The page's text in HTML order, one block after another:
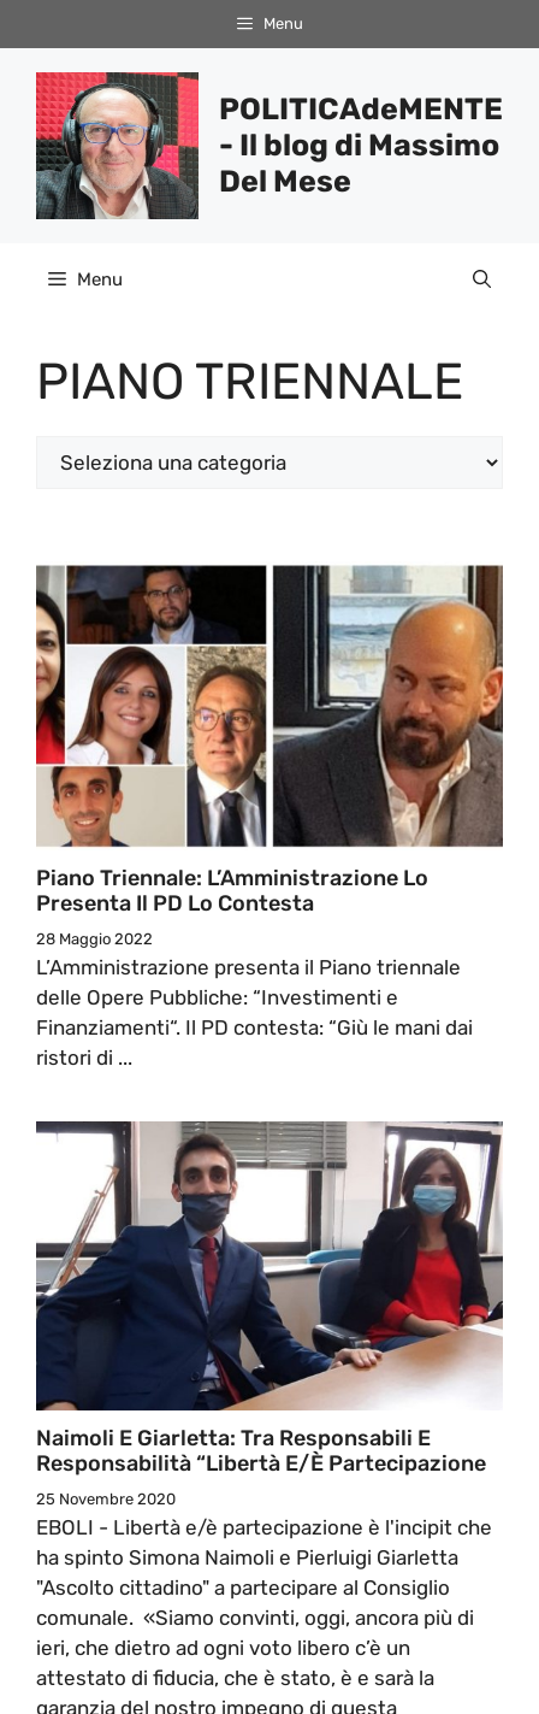
al
contenuto
Menu
POLITICAdeMENTE
- Il blog di Massimo
Del Mese
Menu
PIANO TRIENNALE
Categorie
Piano Triennale: L’Amministrazione Lo
Presenta Il PD Lo Contesta
28 Maggio 2022
L’Amministrazione presenta il Piano triennale
delle Opere Pubbliche: “Investimenti e
Finanziamenti“. Il PD contesta: “Giù le mani dai
ristori di ...
Naimoli E Giarletta: Tra Responsabili E
Responsabilità “Libertà E/è Partecipazione
25 Novembre 2020
EBOLI - Libertà e/è partecipazione è l'incipit che
ha spinto Simona Naimoli e Pierluigi Giarletta
"Ascolto cittadino" a partecipare al Consiglio
comunale. «Siamo convinti, oggi, ancora più di
ieri, che dietro ad ogni voto libero c’è un
attestato di fiducia, che è stato, è e sarà la
garanzia del nostro impegno di questa